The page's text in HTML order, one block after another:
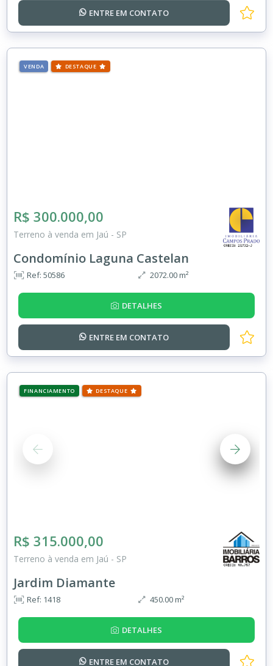
ENTRE EM CONTATO
VENDA DESTAQUE
R$ 300.000,00
Terreno à venda em Jaú - SP
Condomínio Laguna Castelan
Ref: 50586 2072.00 m²
DETALHES
ENTRE EM CONTATO
FINANCIAMENTO DESTAQUE
R$ 315.000,00
Terreno à venda em Jaú - SP
Jardim Diamante
Ref: 1418 450.00 m²
DETALHES
ENTRE EM CONTATO